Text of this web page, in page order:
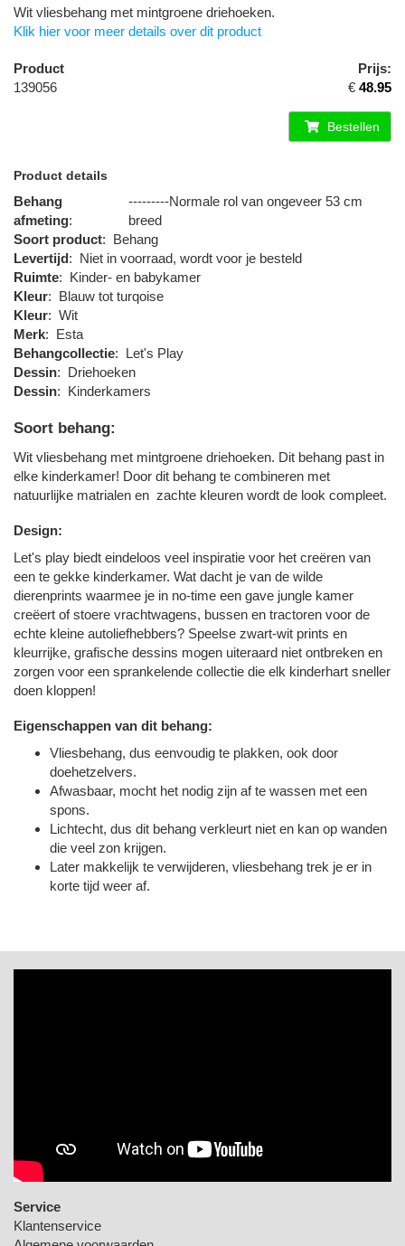
Wit vliesbehang met mintgroene driehoeken.
Klik hier voor meer details over dit product
Product
Prijs:
139056
€ 48.95
Bestellen
Product details
Behang
afmeting:
---------Normale rol van ongeveer 53 cm
breed
Soort product: Behang
Levertijd: Niet in voorraad, wordt voor je besteld
Ruimte: Kinder- en babykamer
Kleur: Blauw tot turqoise
Kleur: Wit
Merk: Esta
Behangcollectie: Let's Play
Dessin: Driehoeken
Dessin: Kinderkamers
Soort behang:
Wit vliesbehang met mintgroene driehoeken. Dit behang past in
elke kinderkamer! Door dit behang te combineren met
natuurlijke matrialen en zachte kleuren wordt de look compleet.
Design:
Let's play biedt eindeloos veel inspiratie voor het creëren van
een te gekke kinderkamer. Wat dacht je van de wilde
dierenprints waarmee je in no-time een gave jungle kamer
creëert of stoere vrachtwagens, bussen en tractoren voor de
echte kleine autoliefhebbers? Speelse zwart-wit prints en
kleurrijke, grafische dessins mogen uiteraard niet ontbreken en
zorgen voor een sprankelende collectie die elk kinderhart sneller
doen kloppen!
Eigenschappen van dit behang:
Vliesbehang, dus eenvoudig te plakken, ook door
doehetzelvers.
Afwasbaar, mocht het nodig zijn af te wassen met een
spons.
Lichtecht, dus dit behang verkleurt niet en kan op wanden
die veel zon krijgen.
Later makkelijk te verwijderen, vliesbehang trek je er in
korte tijd weer af.
Service
Klantenservice